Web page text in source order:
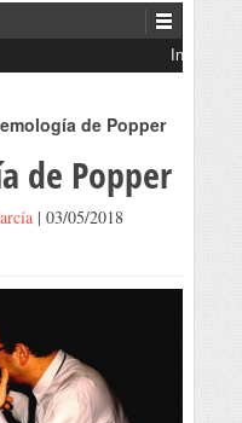
de Popper
de Popper
| 03/05/2018